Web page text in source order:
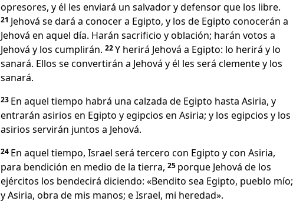
opresores, y él les enviará un salvador y defensor que los libre.
21 Jehová se dará a conocer a Egipto, y los de Egipto conocerán a
Jehová en aquel día. Harán sacrificio y oblación; harán votos a
Jehová y los cumplirán. 22Y herirá Jehová a Egipto: lo herirá y lo
sanará. Ellos se convertirán a Jehová y él les será clemente y los
sanará.
23 En aquel tiempo habrá una calzada de Egipto hasta Asiria, y
entrarán asirios en Egipto y egipcios en Asiria; y los egipcios y los
asirios servirán juntos a Jehová.
24 En aquel tiempo, Israel será tercero con Egipto y con Asiria,
para bendición en medio de la tierra, 25 porque Jehová de los
ejércitos los bendecirá diciendo: «Bendito sea Egipto, pueblo mío;
y Asiria, obra de mis manos; e Israel, mi heredad».